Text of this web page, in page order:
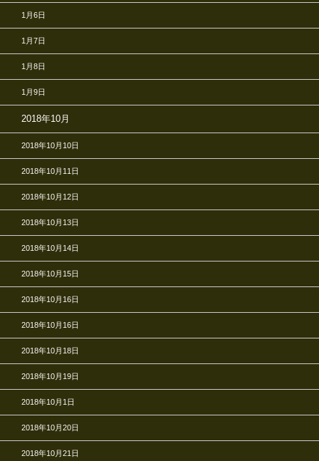
1月6日
1月7日
1月8日
1月9日
2018年10月
2018年10月10日
2018年10月11日
2018年10月12日
2018年10月13日
2018年10月14日
2018年10月15日
2018年10月16日
2018年10月16日
2018年10月18日
2018年10月19日
2018年10月1日
2018年10月20日
2018年10月21日